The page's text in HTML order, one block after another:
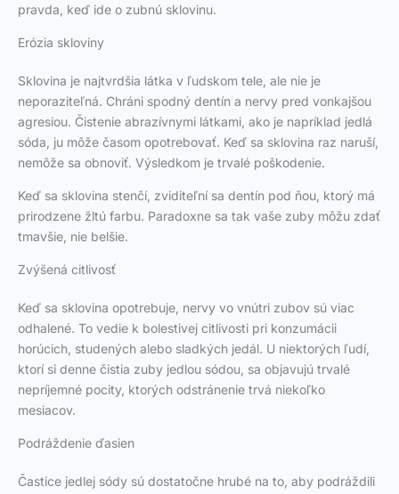
pravda, keď ide o zubnú sklovinu.
Erózia skloviny
Sklovina je najtvrdšia látka v ľudskom tele, ale nie je
neporaziteľná. Chráni spodný dentín a nervy pred vonkajšou
agresiou. Čistenie abrazívnymi látkami, ako je napríklad jedlá
sóda, ju môže časom opotrebovať. Keď sa sklovina raz naruší,
nemôže sa obnoviť. Výsledkom je trvalé poškodenie.
Keď sa sklovina stenčí, zviditeľní sa dentín pod ňou, ktorý má
prirodzene žltú farbu. Paradoxne sa tak vaše zuby môžu zdať
tmavšie, nie belšie.
Zvýšená citlivosť
Keď sa sklovina opotrebuje, nervy vo vnútri zubov sú viac
odhalené. To vedie k bolestivej citlivosti pri konzumácii
horúcich, studených alebo sladkých jedál. U niektorých ľudí,
ktorí si denne čistia zuby jedlou sódou, sa objavujú trvalé
nepríjemné pocity, ktorých odstránenie trvá niekoľko
mesiacov.
Podráždenie ďasien
Častice jedlej sódy sú dostatočne hrubé na to, aby podráždili